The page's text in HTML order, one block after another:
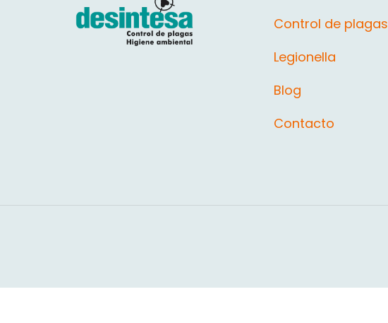
Control de plagas
Legionella
Blog
Contacto